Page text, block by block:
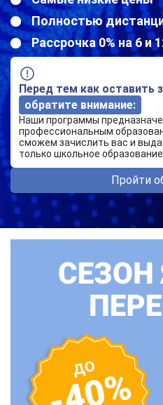
Полностью
Рассрочка 0% на 6 и
Перед тем как оставить
обратите внимание:
Наши программы
профессиональным
сможем зачислить вас и
только школьное образование.
Пройти